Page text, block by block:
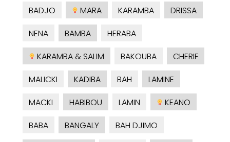
BADJO
MARA KARAMBA
DRISSA
NENA
BAMBA
HERABA
KARAMBA & SALIM
BAKOUBA
CHERIF
MALICKI
KADIBA BAH
LAMINE
MACKI
HABIBOU LAMIN
KEANO
BABA
BANGALY
BAH DJIMO